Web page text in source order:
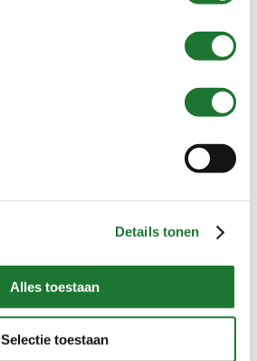
Details tonen
Alles toestaan
Selectie toestaan